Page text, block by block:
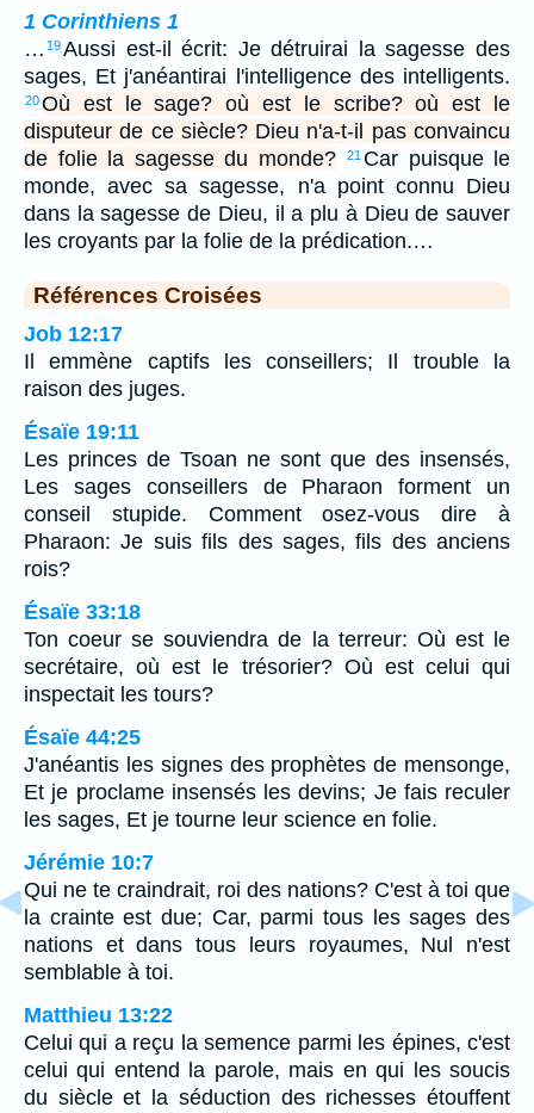
1 Corinthiens 1
… 19Aussi est-il écrit: Je détruirai la sagesse des
sages, Et j'anéantirai l'intelligence des intelligents.
20Où est le sage? où est le scribe? où est le
disputeur de ce siècle? Dieu n'a-t-il pas convaincu
de folie la sagesse du monde?
21 Car puisque le
monde, avec sa sagesse, n'a point connu Dieu
dans la sagesse de Dieu, il a plu à Dieu de sauver
les croyants par la folie de la prédication.…
Références Croisées
Job 12:17
Il emmène captifs les conseillers; Il trouble la
raison des juges.
Ésaïe 19:11
Les princes de Tsoan ne sont que des insensés,
Les sages conseillers de Pharaon forment un
conseil stupide. Comment osez-vous dire à
Pharaon: Je suis fils des sages, fils des anciens
rois?
Ésaïe 33:18
Ton coeur se souviendra de la terreur: Où est le
secrétaire, où est le trésorier? Où est celui qui
inspectait les tours?
Ésaïe 44:25
J'anéantis les signes des prophètes de mensonge,
Et je proclame insensés les devins; Je fais reculer
les sages, Et je tourne leur science en folie.
Jérémie 10:7
Qui ne te craindrait, roi des nations? C'est à toi que
la crainte est due; Car, parmi tous les sages des
nations et dans tous leurs royaumes, Nul n'est
semblable à toi.
Matthieu 13:22
Celui qui a reçu la semence parmi les épines, c'est
celui qui entend la parole, mais en qui les soucis
du siècle et la séduction des richesses étouffent